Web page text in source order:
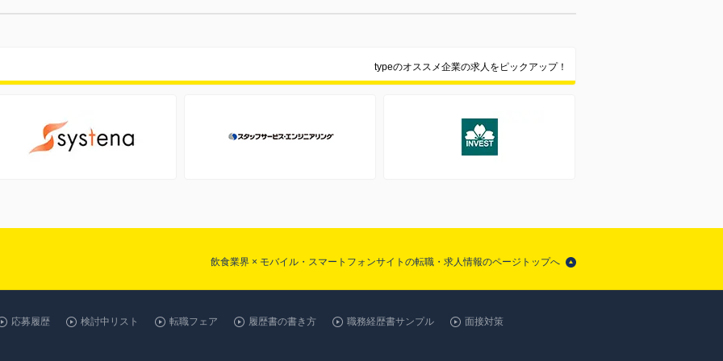
typeのオススメ企業の求人をピックアップ！
飲食業界 × モバイル・スマートフォンサイトの転職・求人情報のページトップへ
応募履歴 検討中リスト 転職フェア 履歴書の書き方 職務経歴書サンプル 面接対策